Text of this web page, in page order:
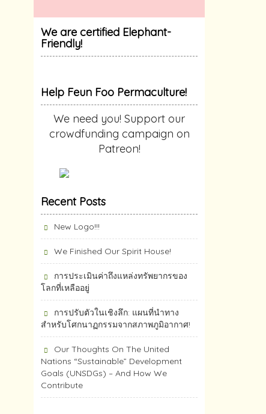
We are certified Elephant-
Friendly!
Help Feun Foo Permaculture!
We need you! Support our
crowdfunding campaign on
Patreon!
Recent Posts
New Logo!!!
We Finished Our Spirit House!
การประเมินค่าถึงแหล่งทรัพยากร​ของ
โลกที่เหลืออยู่
การปรับตัวในเชิงลึก: แผนที่นำทาง
สำหรับโศกนาฏกรรมจากสภาพภูมิอากาศ!
Our Thoughts On The United
Nations “Sustainable” Development
Goals (UNSDGs) – And How We
Contribute